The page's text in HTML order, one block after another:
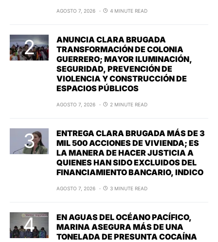
AGOSTO 7, 2026 4 MINUTE READ
ANUNCIA CLARA BRUGADA
TRANSFORMACIÓN DE COLONIA
GUERRERO; MAYOR ILUMINACIÓN,
SEGURIDAD, PREVENCIÓN DE
VIOLENCIA Y CONSTRUCCIÓN DE
ESPACIOS PÚBLICOS
AGOSTO 7, 2026 2 MINUTE READ
ENTREGA CLARA BRUGADA MÁS DE 3
MIL 500 ACCIONES DE VIVIENDA; ES
LA MANERA DE HACER JUSTICIA A
QUIENES HAN SIDO EXCLUIDOS DEL
FINANCIAMIENTO BANCARIO, INDICO
AGOSTO 7, 2026 3 MINUTE READ
EN AGUAS DEL OCÉANO PACÍFICO,
MARINA ASEGURA MÁS DE UNA
TONELADA DE PRESUNTA COCAÍNA